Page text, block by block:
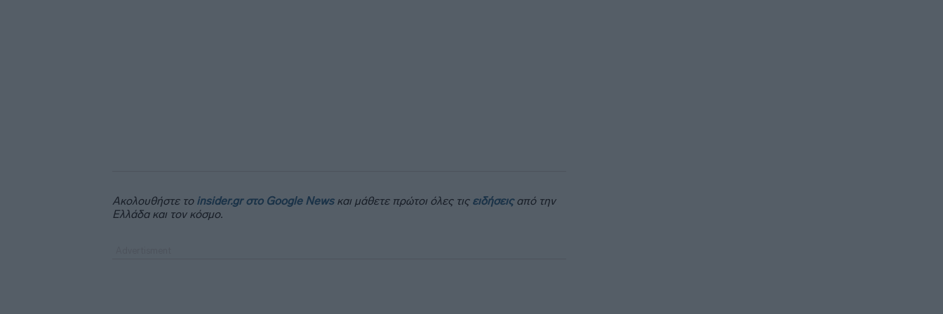
Ακολουθήστε το insider.gr στο Google Newsκαι μάθετε πρώτοι όλες τις ειδήσειςαπό την
Ελλάδα και τον κόσμο.